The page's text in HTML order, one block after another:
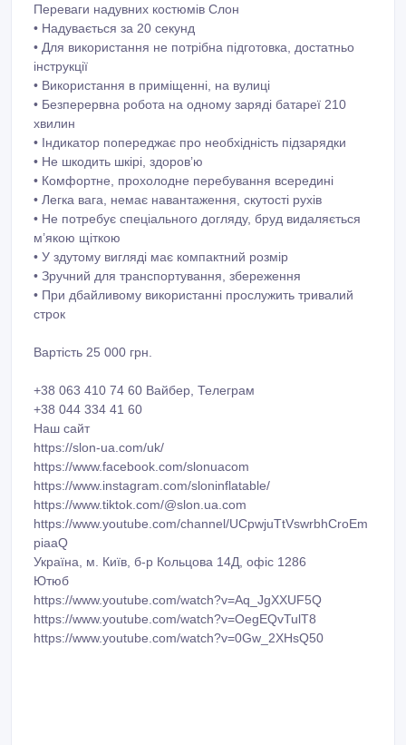
Переваги надувних костюмів Слон
• Надувається за 20 секунд
• Для використання не потрібна підготовка, достатньо
інструкції
• Використання в приміщенні, на вулиці
• Безперервна робота на одному заряді батареї 210
хвилин
• Індикатор попереджає про необхідність підзарядки
• Не шкодить шкірі, здоров’ю
• Комфортне, прохолодне перебування всередині
• Легка вага, немає навантаження, скутості рухів
• Не потребує спеціального догляду, бруд видаляється
м’якою щіткою
• У здутому вигляді має компактний розмір
• Зручний для транспортування, збереження
• При дбайливому використанні прослужить тривалий
строк
Вартість 25 000 грн.
+38 063 410 74 60 Вайбер, Телеграм
+38 044 334 41 60
Наш сайт
https://slon-ua.com/uk/
https://www.facebook.com/slonuacom
https://www.instagram.com/sloninflatable/
https://www.tiktok.com/@slon.ua.com
https://www.youtube.com/channel/UCpwjuTtVswrbhCroEm
piaaQ
Україна, м. Київ, б-р Кольцова 14Д, офіс 1286
Ютюб
https://www.youtube.com/watch?v=Aq_JgXXUF5Q
https://www.youtube.com/watch?v=OegEQvTulT8
https://www.youtube.com/watch?v=0Gw_2XHsQ50